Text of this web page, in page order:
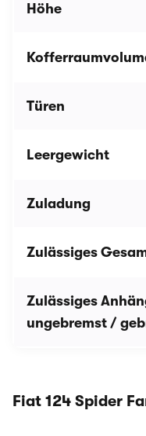
Höhe
Türen
Leergewicht
Zuladung
Zulässiges
Zulässiges
ungebremst /
Fiat 124 Spider